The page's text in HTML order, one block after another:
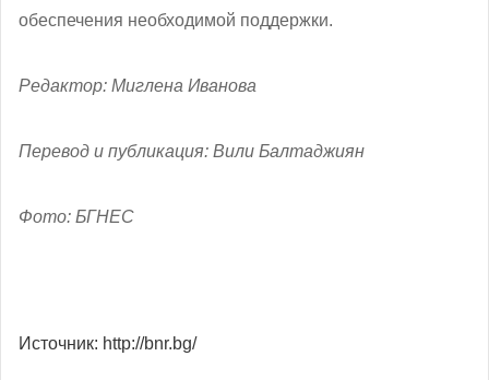
обеспечения необходимой поддержки.
Редактор: Миглена Иванова
Перевод и публикация: Вили Балтаджиян
Фото: БГНЕС
Источник: http://bnr.bg/